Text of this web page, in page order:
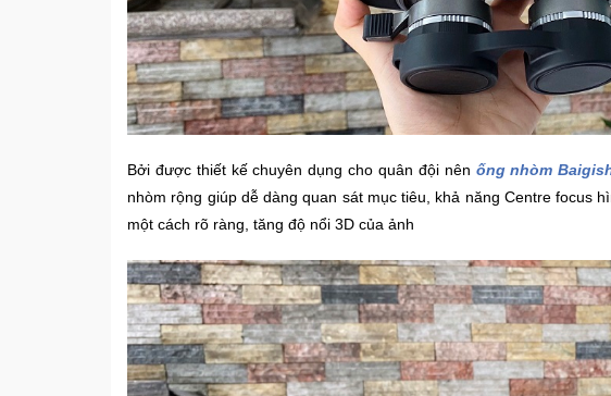
Bởi được thiết kế chuyên dụng cho quân đội nên ống nhòm
nhòm rộng giúp dễ dàng quan sát mục tiêu, khả năng Centre focus
một cách rõ ràng, tăng độ nổi 3D của ảnh